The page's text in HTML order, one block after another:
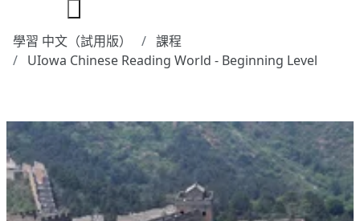
學習 中文（試用版）
課程
UIowa Chinese Reading World - Beginning Level